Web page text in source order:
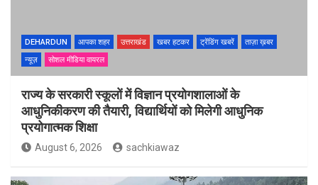
DEHARDUN आपका शहर उत्तराखंड खबर हटकर ट्रेंडिंग खबरें
ताज़ा ख़बर
न्यूज़
सोशल मीडिया वायरल
राज्य के सरकारी स्कूलों में विज्ञान प्रयोगशालाओं के
आधुनिकीकरण की तैयारी, विद्यार्थियों को मिलेगी आधुनिक
प्रयोगात्मक शिक्षा
August 6, 2026 sachkiawaz